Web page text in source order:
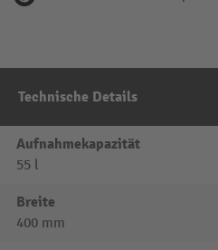
Technische Details
Aufnahmekapazität
55 l
Breite
400 mm